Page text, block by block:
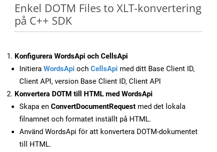
Enkel DOTM Files to XLT-konvertering
på C++ SDK
Konfigurera WordsApi och CellsApi
Initiera WordsApi och CellsApi med ditt Base Client ID,
Client API, version Base Client ID, Client API
Konvertera DOTM till HTML med WordsApi
Skapa en ConvertDocumentRequest med det lokala
filnamnet och formatet inställt på HTML.
Använd WordsApi för att konvertera DOTM-dokumentet
till HTML.